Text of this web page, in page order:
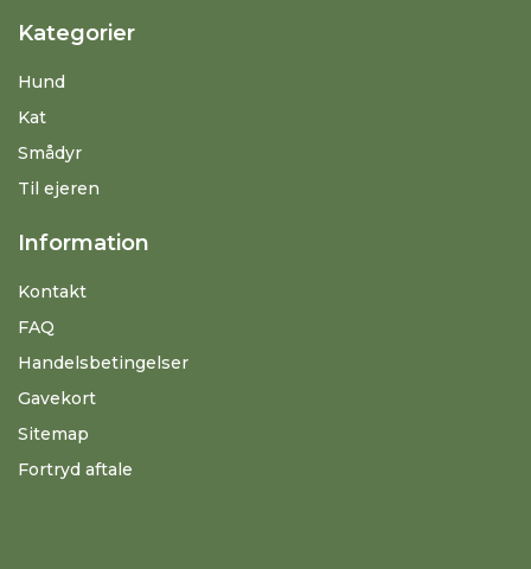
Kategorier
Hund
Kat
Smådyr
Til ejeren
Information
Kontakt
FAQ
Handelsbetingelser
Gavekort
Sitemap
Fortryd aftale